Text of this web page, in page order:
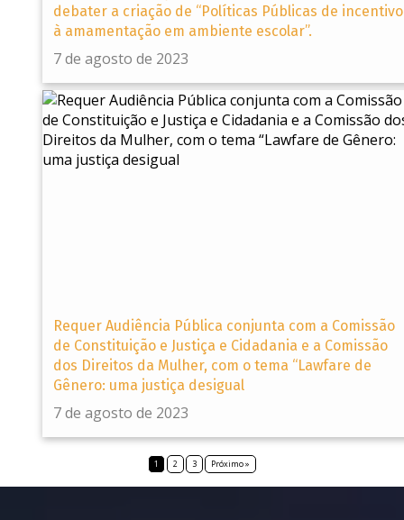
debater a criação de “Políticas Públicas de incentivo
à amamentação em ambiente escolar”.
7 de agosto de 2023
Requer Audiência Pública conjunta com a Comissão
de Constituição e Justiça e Cidadania e a Comissão
dos Direitos da Mulher, com o tema “Lawfare de
Gênero: uma justiça desigual
7 de agosto de 2023
1 2 3 Próximo »